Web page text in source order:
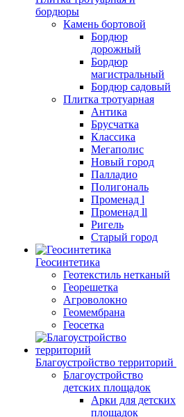
бордюры
Камень бортовой
Бордюр
дорожный
Бордюр
магистральный
Бордюр садовый
Плитка тротуарная
Антика
Брусчатка
Классика
Мегаполис
Новый город
Палладио
Полигональ
Променад l
Променад ll
Ригель
Старый город
Геосинтетика
Геотекстиль нетканый
Георешетка
Агроволокно
Геомембрана
Геосетка
Благоустройство территорий
Благоустройство
детских площадок
Арки для детских
площадок